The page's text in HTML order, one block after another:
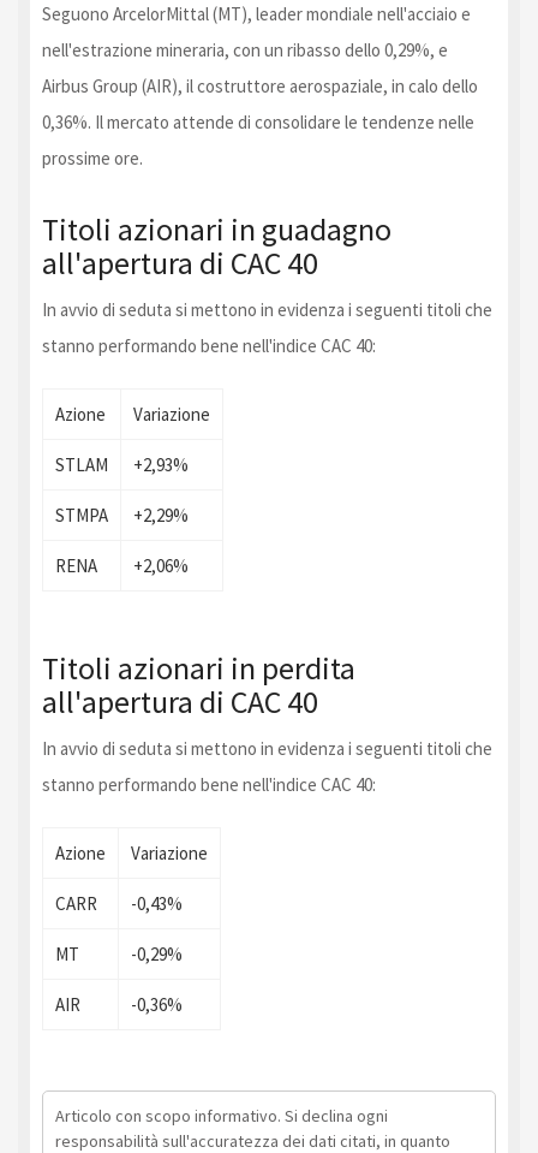
Seguono ArcelorMittal (MT), leader mondiale nell'acciaio e
nell'estrazione mineraria, con un ribasso dello 0,29%, e
Airbus Group (AIR), il costruttore aerospaziale, in calo dello
0,36%. Il mercato attende di consolidare le tendenze nelle
prossime ore.
Titoli azionari in guadagno
all'apertura di CAC 40
In avvio di seduta si mettono in evidenza i seguenti titoli che
stanno performando bene nell'indice CAC 40:
Azione Variazione
STLAM +2,93%
STMPA +2,29%
RENA +2,06%
Titoli azionari in perdita
all'apertura di CAC 40
In avvio di seduta si mettono in evidenza i seguenti titoli che
stanno performando bene nell'indice CAC 40:
Azione Variazione
CARR -0,43%
MT -0,29%
AIR -0,36%
Articolo con scopo informativo. Si declina ogni
responsabilità sull'accuratezza dei dati citati, in quanto